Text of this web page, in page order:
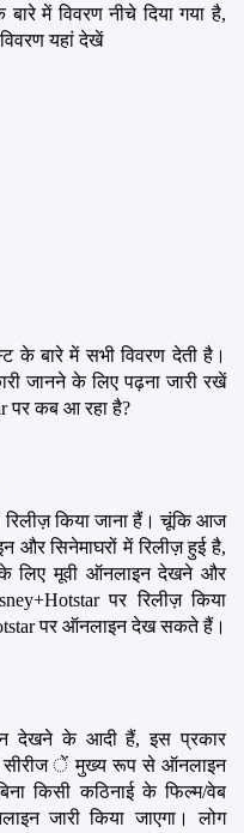
में विवरण नीचे दिया गया है,
यहां देखें
के बारे में सभी विवरण देती है।
जानने के लिए पढ़ना जारी रखें
पर कब आ रहा है?
किया जाना हैं। चूंकि आज
और सिनेमाघरों में रिलीज़ हुई है,
लिए मूवी ऑनलाइन देखने और
पर रिलीज़ किया
पर ऑनलाइन देख सकते हैं।
देखने के आदी हैं, इस प्रकार
सीरीज ें मुख्य रूप से ऑनलाइन
किसी कठिनाई के फिल्म/वेब
जारी किया जाएगा। लोग